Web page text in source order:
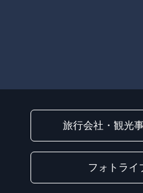
旅行会社・観光
フォトライ